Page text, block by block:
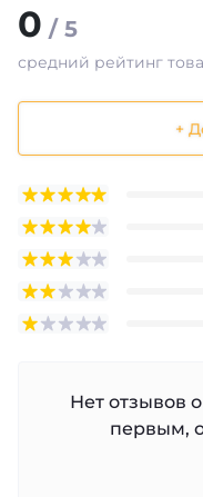
0 / 5
средний рейтинг
+
Нет отзывов
первым,